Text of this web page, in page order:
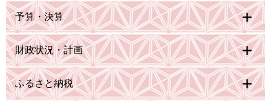
予算・決算
財政状況・計画
ふるさと納税